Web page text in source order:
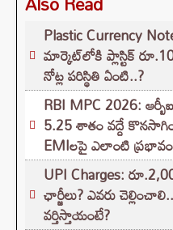
Plastic Currency
మార్కెట్‌లోకి ప్లాస్టిక్
నోట్ల పరిస్థితి ఏంటి..?
RBI MPC 2026:
5.25 శాతం వద్దే
EMIలపై ఎలాంటి
UPI Charges:
ఛార్జీలు? ఎవరు
వర్తిస్తాయంటే?